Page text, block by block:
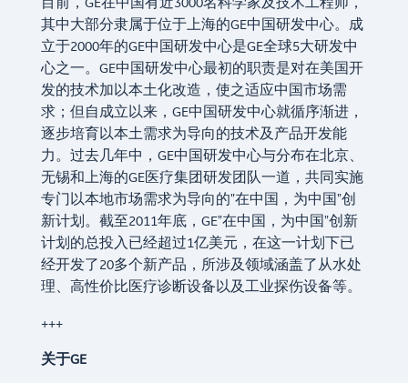
目前，GE在中国有近3000名科学家及技术工程师，
其中大部分隶属于位于上海的GE中国研发中心。成
立于2000年的GE中国研发中心是GE全球5大研发中
心之一。GE中国研发中心最初的职责是对在美国开
发的技术加以本土化改造，使之适应中国市场需
求；但自成立以来，GE中国研发中心就循序渐进，
逐步培育以本土需求为导向的技术及产品开发能
力。过去几年中，GE中国研发中心与分布在北京、
无锡和上海的GE医疗集团研发团队一道，共同实施
专门以本地市场需求为导向的"在中国，为中国"创
新计划。截至2011年底，GE"在中国，为中国"创新
计划的总投入已经超过1亿美元，在这一计划下已
经开发了20多个新产品，所涉及领域涵盖了从水处
理、高性价比医疗诊断设备以及工业探伤设备等。
+++
关于GE